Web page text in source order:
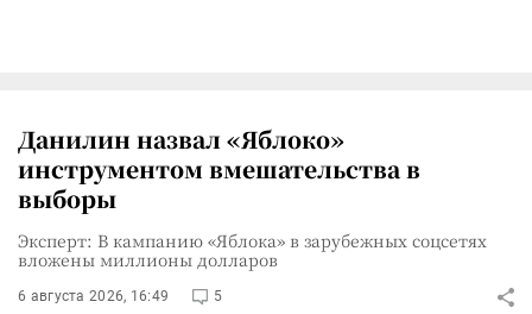
Данилин назвал «Яблоко»
инструментом вмешательства в
выборы
Эксперт: В кампанию «Яблока» в зарубежных соцсетях
вложены миллионы долларов
6 августа 2026, 16:49 5